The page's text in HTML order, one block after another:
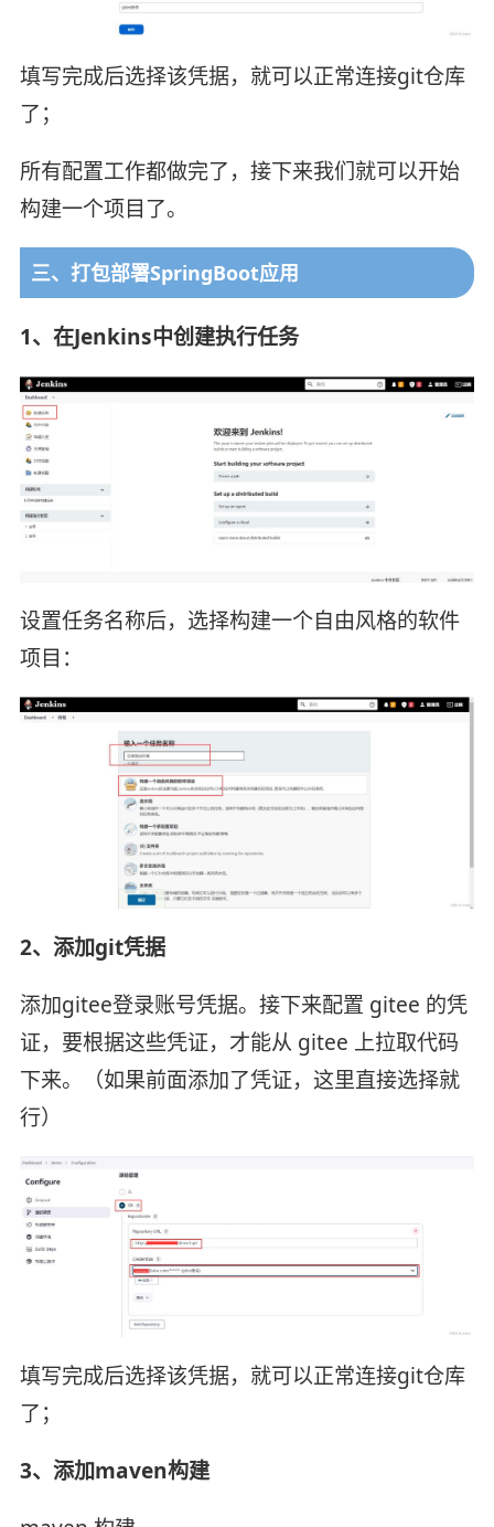
填写完成后选择该凭据，就可以正常连接git仓库
了；
所有配置工作都做完了，接下来我们就可以开始
构建一个项目了。
三、打包部署SpringBoot应用
1、在Jenkins中创建执行任务
设置任务名称后，选择构建一个自由风格的软件
项目：
2、添加git凭据
添加gitee登录账号凭据。接下来配置 gitee 的凭
证，要根据这些凭证，才能从 gitee 上拉取代码
下来。（如果前面添加了凭证，这里直接选择就
行）
填写完成后选择该凭据，就可以正常连接git仓库
了；
3、添加maven构建